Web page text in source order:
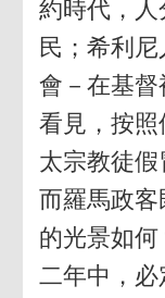
約時代，
民；希利
會－在基
看見，按
太宗教徒假
而羅馬政
的光景如
二年中，